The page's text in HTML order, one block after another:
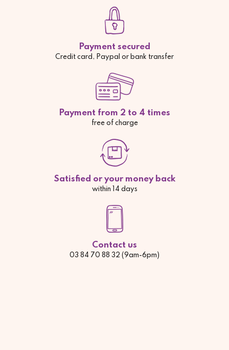
Payment secured
Credit card, Paypal or bank transfer
Payment from 2 to 4 times
free of charge
Satisfied or your money back
within 14 days
Contact us
03 84 70 88 32 (9am-6pm)